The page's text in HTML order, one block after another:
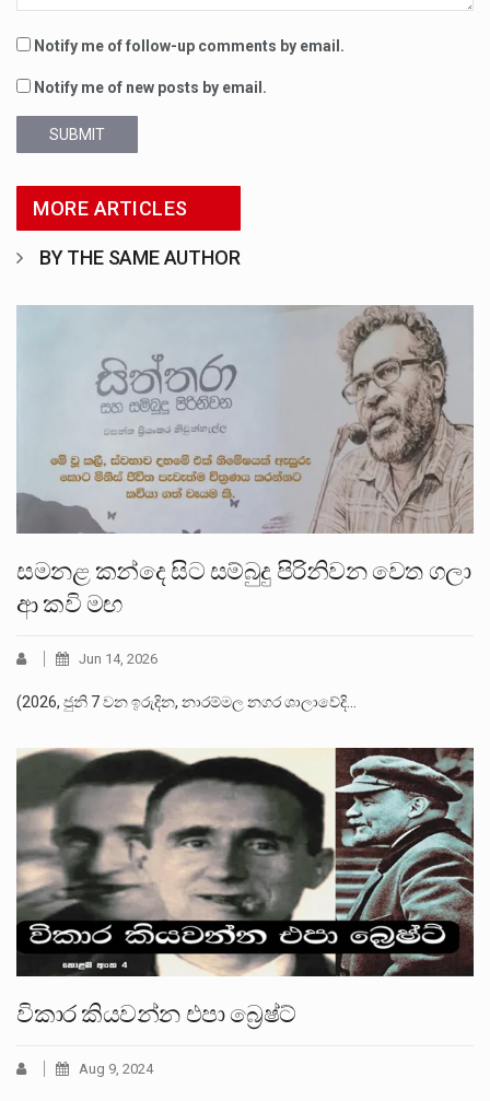
Notify me of follow-up comments by email.
Notify me of new posts by email.
SUBMIT
MORE ARTICLES
BY THE SAME AUTHOR
සමනළ කන්දෙ සිට සම්බුදු පිරිනිවන වෙත ගලා
ආ කවි මඟ
Jun 14, 2026
(2026, ජුනි 7 වන ඉරුදින, නාරම්මල නගර ශාලාවේදි…
විකාර කියවන්න එපා බ්‍රෙෂ්ට්
Aug 9, 2024